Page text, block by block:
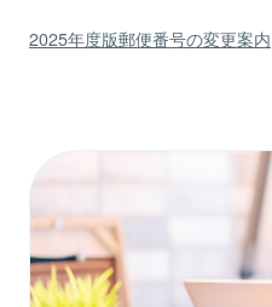
2025年度版郵便番号の変更案内